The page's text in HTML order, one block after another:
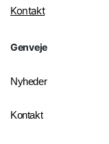
Kontakt
Genveje
Nyheder
Kontakt